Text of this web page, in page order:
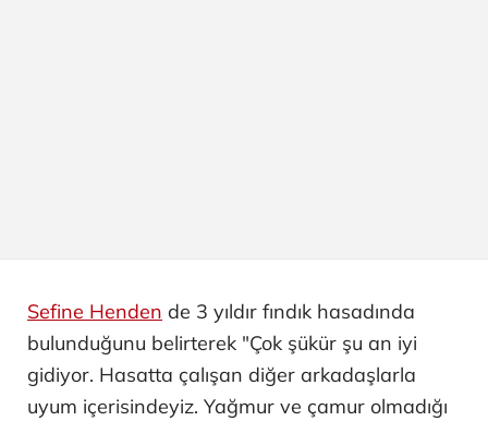
Sefine Henden de 3 yıldır fındık hasadında
bulunduğunu belirterek "Çok şükür şu an iyi
gidiyor. Hasatta çalışan diğer arkadaşlarla
uyum içerisindeyiz. Yağmur ve çamur olmadığı